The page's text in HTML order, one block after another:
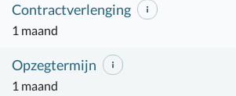
Contractverlenging
1 maand
Opzegtermijn
1 maand